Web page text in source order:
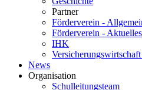
Partner
Förderverein -
Förderverein - Aktuelles
IHK
News
Organisation
Schulleitungsteam